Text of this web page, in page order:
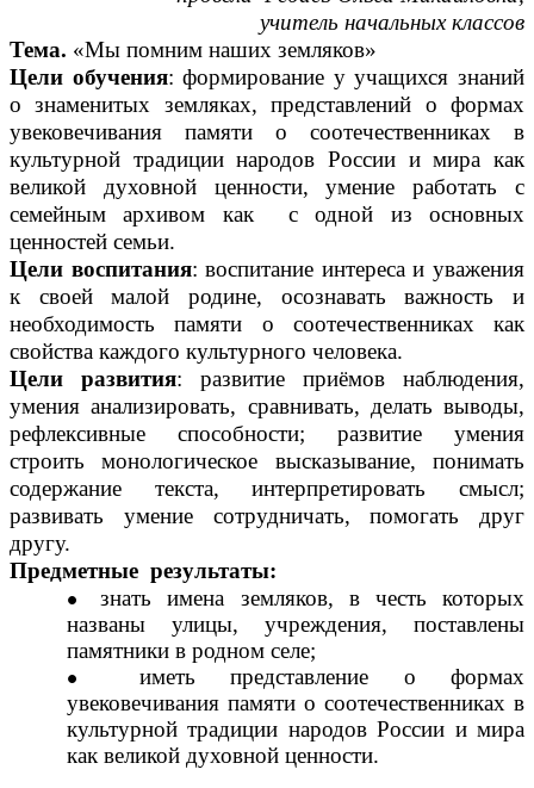
учитель начальных классов
Тема. «Мы помним наших земляков»
Цели обучения: формирование у учащихся знаний
о знаменитых земляках, представлений о формах
увековечивания памяти о соотечественниках в
культурной традиции народов России и мира как
великой духовной ценности, умение работать с
семейным архивом как с одной из основных
ценностей семьи.
Цели воспитания: воспитание интереса и уважения
к своей малой родине, осознавать важность и
необходимость памяти о соотечественниках как
свойства каждого культурного человека.
Цели развития: развитие приёмов наблюдения,
умения анализировать, сравнивать, делать выводы,
рефлексивные способности; развитие умения
строить монологическое высказывание, понимать
содержание текста, интерпретировать смысл;
развивать умение сотрудничать, помогать друг
другу.
Предметные результаты:
знать имена земляков, в честь которых
названы улицы, учреждения, поставлены
памятники в родном селе;
иметь представление о формах
увековечивания памяти о соотечественниках в
культурной традиции народов России и мира
как великой духовной ценности.